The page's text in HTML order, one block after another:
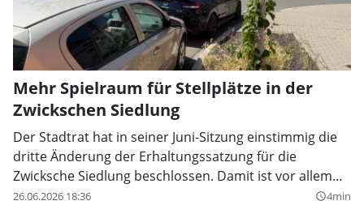
Mehr Spielraum für Stellplätze in der
Zwickschen Siedlung
Der Stadtrat hat in seiner Juni-Sitzung einstimmig die
dritte Änderung der Erhaltungssatzung für die
Zwicksche Siedlung beschlossen. Damit ist vor allem
der Weg für mehr Stellplätze frei.
26.06.2026 18:36 query_builder4min